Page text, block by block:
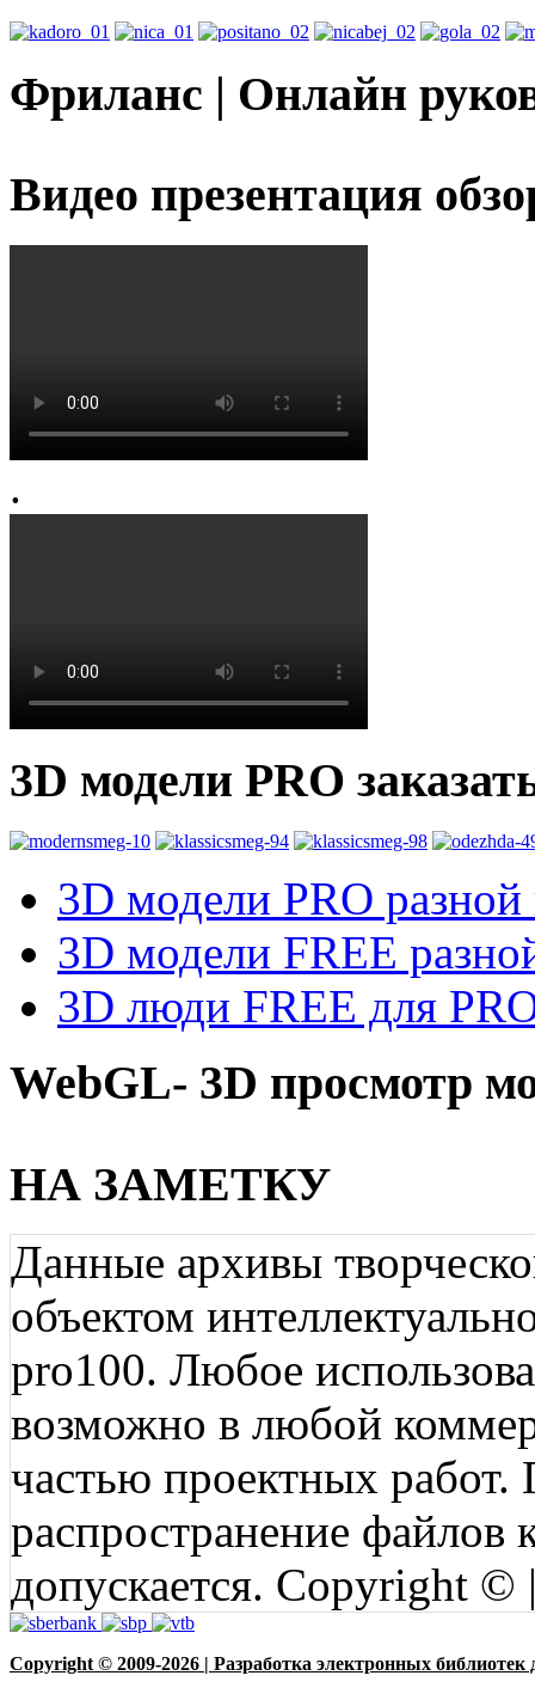
Фриланс | Онлайн
Видео презентация
.
3D модели PRO
3D модели PRO разной
3D модели FREE
3D люди FREE для
WebGL- 3D просмотр
НА ЗАМЕТКУ
Данные архивы
объектом
pro100. Любое
возможно в любой
частью проектных
распространение файлов
допускается. Copyright
Copyright © 2009-2026 | Разработка электронных библиотек